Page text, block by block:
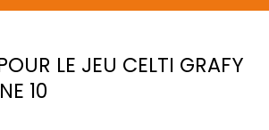
LE JEU CELTI GRAFY
10